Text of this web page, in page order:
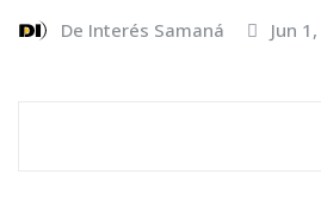
De Interés Samaná Jun